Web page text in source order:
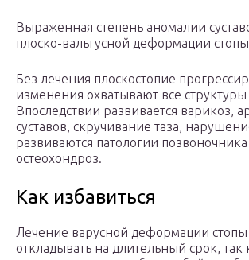
Выраженная степень аномалии
плоско-вальгусной деформации
Без лечения плоскостопие
изменения охватывают все структуры
Впоследствии развивается варикоз,
суставов, скручивание таза,
развиваются патологии позвоночника
остеохондроз.
Как избавиться
Лечение варусной деформации стопы
откладывать на длительный срок, так